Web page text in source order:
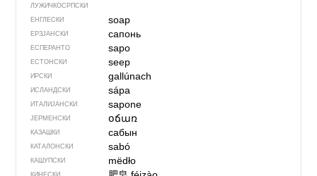
ЛУЖИЧКОСРПСКИ
ЕНГЛЕСКИ soap
ЕРЗЈАНСКИ сапонь
ЕСПЕРАНТО sapo
ЕСТОНСКИ seep
ИРСКИ gallúnach
ИСЛАНДСКИ sápa
ИТАЛИЈАНСКИ sapone
ЈЕРМЕНСКИ օճառ
КАЗАШКИ сабын
КАТАЛОНСКИ sabó
КАШУПСКИ mëdło
КИНЕСКИ